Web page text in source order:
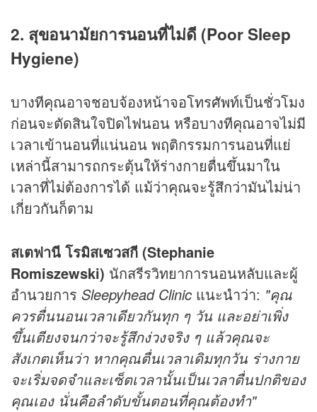
2. สุขอนามัยการนอนที่ไม่ดี (Poor Sleep
Hygiene)
บางทีคุณอาจชอบจ้องหน้าจอโทรศัพท์เป็นชั่วโมง
ก่อนจะตัดสินใจปิดไฟนอน หรือบางทีคุณอาจไม่มี
เวลาเข้านอนที่แน่นอน พฤติกรรมการนอนที่แย่
เหล่านี้สามารถกระตุ้นให้ร่างกายตื่นขึ้นมาใน
เวลาที่ไม่ต้องการได้ แม้ว่าคุณจะรู้สึกว่ามันไม่น่า
เกี่ยวกันก็ตาม
สเตฟานี โรมิสเซวสกี (Stephanie
Romiszewski) นักสรีรวิทยาการนอนหลับและผู้
อำนวยการ Sleepyhead Clinic แนะนำว่า: "คุณ
ควรตื่นนอนเวลาเดียวกันทุก ๆ วัน และอย่าเพิ่ง
ขึ้นเตียงจนกว่าจะรู้สึกง่วงจริง ๆ แล้วคุณจะ
สังเกตเห็นว่า หากคุณตื่นเวลาเดิมทุกวัน ร่างกาย
จะเริ่มจดจำและเซ็ตเวลานั้นเป็นเวลาตื่นปกติของ
คุณเอง นั่นคือลำดับขั้นตอนที่คุณต้องทำ"